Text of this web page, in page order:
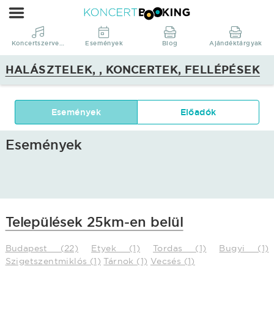
KoncertBooking
Koncertszervezés
|
Halásztelek,
koncertek,
fellépések
Koncertszervezés Események Blog Ajándéktárgyak
HALÁSZTELEK, , KONCERTEK, FELLÉPÉSEK
Események Előadók
Események
Települések 25km-en belül
Budapest (22) Etyek (1) Tordas (1)
Bugyi (1)
Szigetszentmiklós (1) Tárnok (1) Vecsés (1)